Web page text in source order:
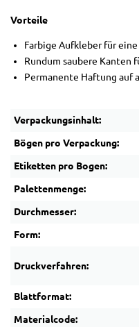
Vorteile
Farbige Aufkleber für
Rundum saubere Kanten
Permanente Haftung auf
Verpackungsinhalt:
Bögen pro Verpackung:
Etiketten pro Bogen:
Palettenmenge:
Durchmesser:
Form:
Druckverfahren:
Blattformat:
Materialcode: